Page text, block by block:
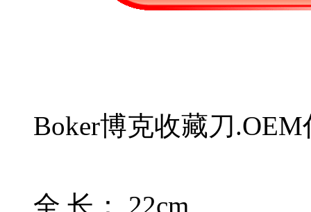
Boker博克收藏刀
全 长： 22cm